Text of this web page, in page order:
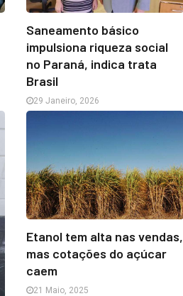
Saneamento básico
impulsiona riqueza social
no Paraná, indica trata
Brasil
29 Janeiro, 2026
Etanol tem alta nas vendas,
mas cotações do açúcar
caem
21 Maio, 2025